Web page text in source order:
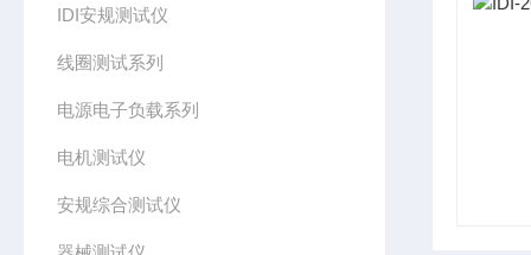
IDI安规测试仪
线圈测试系列
电源电子负载系列
电机测试仪
安规综合测试仪